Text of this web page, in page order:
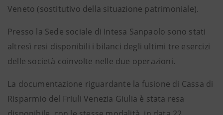
Veneto (sostitutivo della situazione patrimoniale).
Presso la Sede sociale di Intesa Sanpaolo sono stati
altresì resi disponibili i bilanci degli ultimi tre esercizi
delle società coinvolte nelle due operazioni.
La documentazione riguardante la fusione di Cassa di
Risparmio del Friuli Venezia Giulia è stata resa